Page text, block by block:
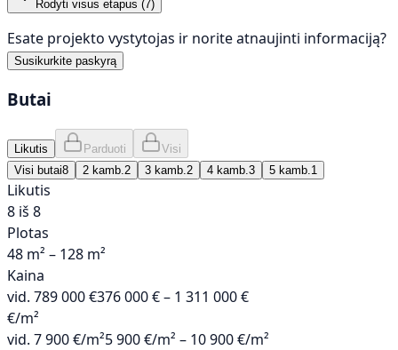
Rodyti visus etapus (7)
Esate projekto vystytojas ir norite atnaujinti informaciją?
Susikurkite paskyrą
Butai
Likutis Parduoti
Visi
Visi butai8 2 kamb. 2 3 kamb. 2 4 kamb. 3 5 kamb. 1
Likutis
8 iš 8
Plotas
48 m² – 128 m²
Kaina
vid. 789 000 €376 000 € – 1 311 000 €
€/m²
vid. 7 900 €/m²5 900 €/m² – 10 900 €/m²